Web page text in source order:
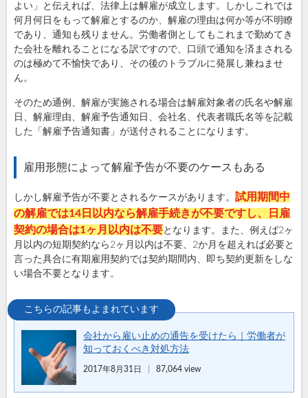
よい」と伝えれば、法律上は解雇が成立します。しかしこれでは
何月何日をもって解雇とするのか、解雇の理由は何か等が不明瞭
であり、通知も残りません。労働者側としてもこれまで勤めてき
た会社を離れることになる訳ですので、口頭で通知を済まされる
のは極めて不愉快であり、その後のトラブルに発展し兼ねませ
ん。
そのため通例、解雇が実施される場合は解雇対象者の氏名や解雇
日、解雇理由、解雇予告通知日、会社名、代表者職氏名等を記載
した「解雇予告通知書」が送付されることになります。
雇用形態によって解雇予告が不要のケースもある
しかし解雇予告が不要とされるケースがあります。 試用期間中
の解雇では14日以内なら解雇手続きが不要ですし、日雇
契約の場合は1ヶ月以内は不要となります。また、例えば2ヶ
月以内の短期契約なら2ヶ月以内は不要、2か月を超えれば必要と
言った具合に有期雇用契約では契約期間内、即ち契約更新をしな
い場合不要となります。
会社から雇い止めの通告を受けたら｜労働者が
知っておくべき対処方法
2017年8月31日 87,064 view